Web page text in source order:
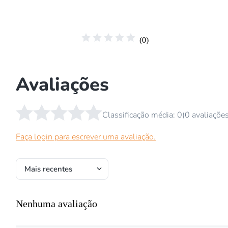
☆ ☆ ☆ ☆ ☆ (0)
Avaliações
☆ ☆ ☆ ☆ ☆ Classificação média: 0(0
Faça login para escrever uma avaliação.
Mais recentes
Nenhuma avaliação